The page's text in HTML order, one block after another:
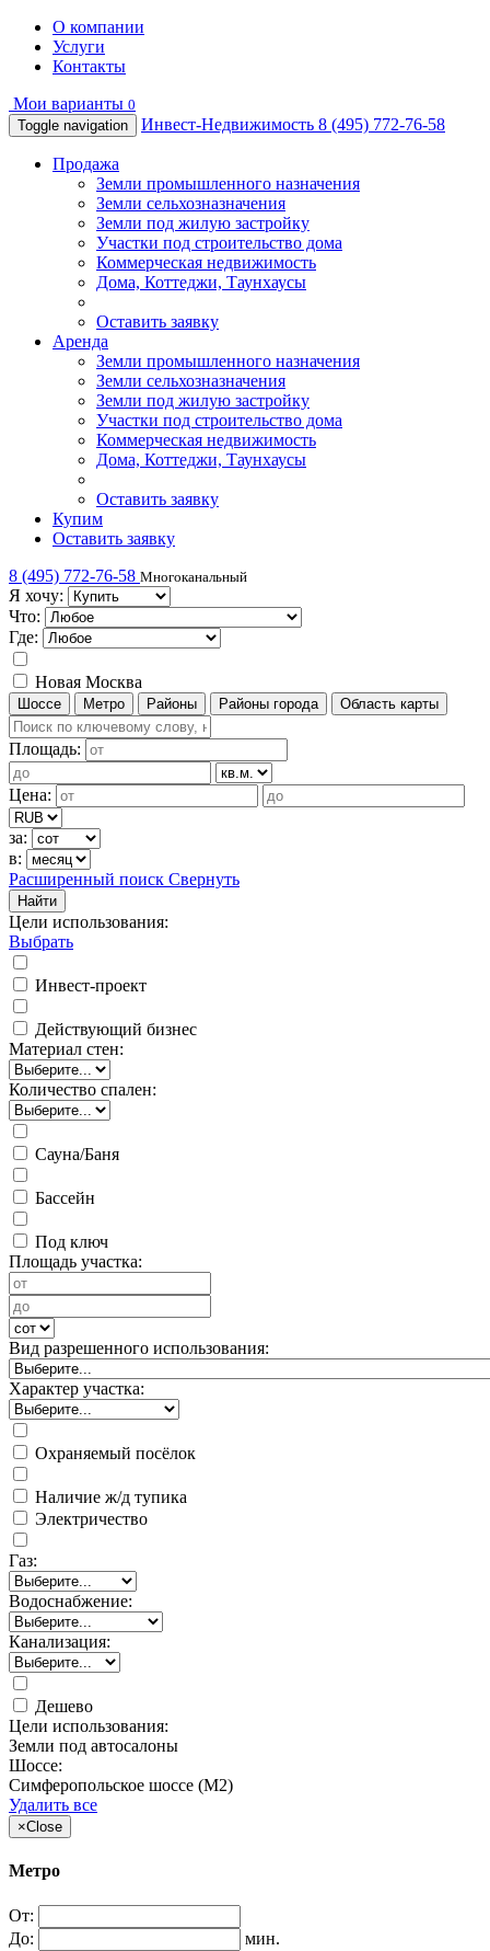
О компании
Услуги
Контакты
Мои варианты 0
Toggle navigation
Инвест-Недвижимость 8 (495) 772-76-58
Продажа
Земли промышленного назначения
Земли сельхозназначения
Земли под жилую застройку
Участки под строительство дома
Коммерческая недвижимость
Дома, Коттеджи, Таунхаусы
Оставить заявку
Аренда
Земли промышленного назначения
Земли сельхозназначения
Земли под жилую застройку
Участки под строительство дома
Коммерческая недвижимость
Дома, Коттеджи, Таунхаусы
Оставить заявку
Купим
Оставить заявку
8 (495) 772-76-58 Многоканальный
Я хочу:
Что:
Где:
Новая Москва
Шоссе Метро Районы Районы города Область карты
Площадь:
Цена:
за:
в:
Расширенный поиск Свернуть
Найти
Цели использования:
Выбрать
Инвест-проект
Действующий бизнес
Материал стен:
Количество спален:
Сауна/Баня
Бассейн
Под ключ
Площадь участка:
Вид разрешенного использования:
Характер участка:
Охраняемый посёлок
Наличие ж/д тупика
Электричество
Газ:
Водоснабжение:
Канализация:
Дешево
Цели использования:
Земли под автосалоны
Шоссе:
Симферопольское шоссе (М2)
Удалить все
×Close
Метро
От:
До:
мин.